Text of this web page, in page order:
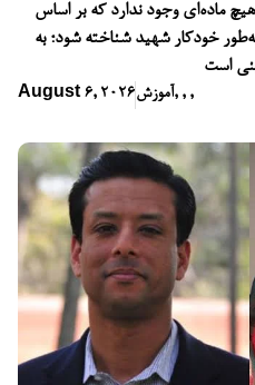
ماده‌ای وجود ندارد که بر اساس
خودکار شهید شناخته شود؛ به
است
August 6, 2026آموزش, , ,